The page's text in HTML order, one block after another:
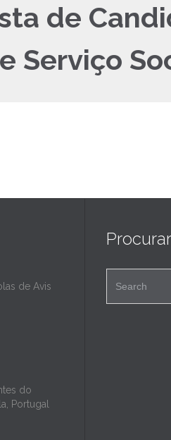
de
Serviço
de Avis
do
Portugal
Procurar